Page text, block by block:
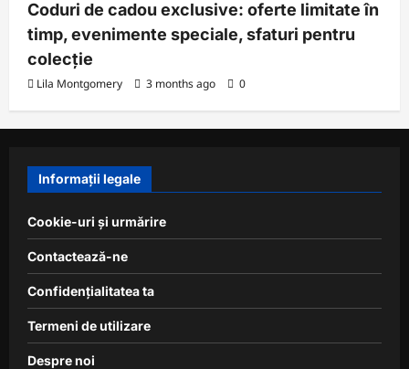
Coduri de cadou exclusive: oferte limitate în
timp, evenimente speciale, sfaturi pentru
colecție
Lila Montgomery 3 months ago 0
Informații legale
Cookie-uri și urmărire
Contactează-ne
Confidențialitatea ta
Termeni de utilizare
Despre noi